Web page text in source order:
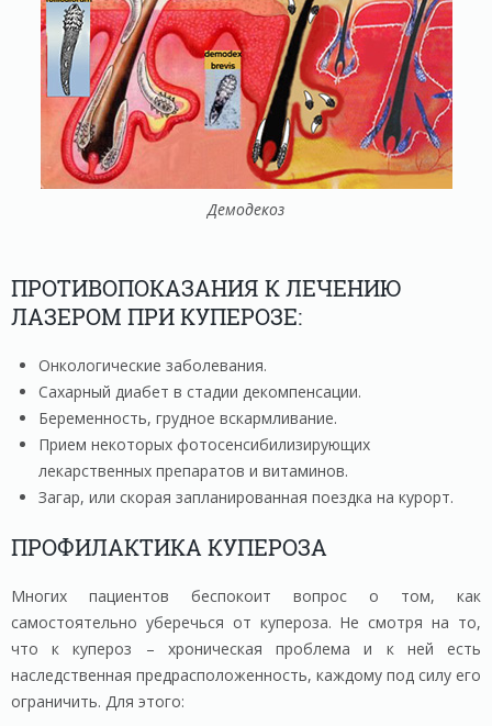
Демодекоз
ПРОТИВОПОКАЗАНИЯ К ЛЕЧЕНИЮ
ЛАЗЕРОМ ПРИ КУПЕРОЗЕ:
Онкологические заболевания.
Сахарный диабет в стадии декомпенсации.
Беременность, грудное вскармливание.
Прием некоторых фотосенсибилизирующих
лекарственных препаратов и витаминов.
Загар, или скорая запланированная поездка на курорт.
ПРОФИЛАКТИКА КУПЕРОЗА
Многих пациентов беспокоит вопрос о том, как
самостоятельно уберечься от купероза. Не смотря на то,
что к купероз – хроническая проблема и к ней есть
наследственная предрасположенность, каждому под силу его
ограничить. Для этого: